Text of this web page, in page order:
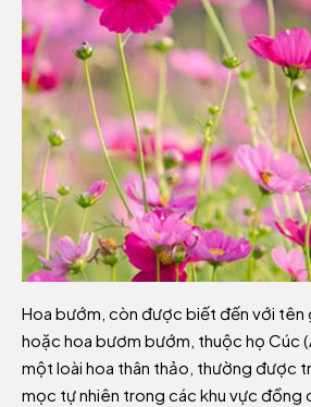
Hoa bướm, còn được biết đến với tên
hoặc hoa bươm bướm, thuộc họ Cúc
một loài hoa thân thảo, thường được
mọc tự nhiên trong các khu vực đồng